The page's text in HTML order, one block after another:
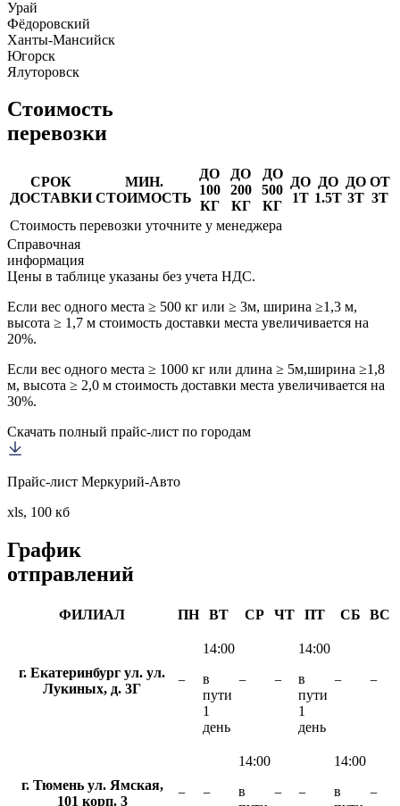
Урай
Фёдоровский
Ханты-Мансийск
Югорск
Ялуторовск
Стоимость
перевозки
СРОК
ДОСТАВКИ
МИН.
СТОИМОСТЬ
ДО
100
КГ
ДО
200
КГ
ДО
500
КГ
ДО
1Т
ДО
1.5Т
ДО
3Т
ОТ
3Т
Стоимость перевозки уточните у менеджера
Справочная
информация
Цены в таблице указаны без учета НДС.
Если вес одного места ≥ 500 кг или ≥ 3м, ширина ≥1,3 м,
высота ≥ 1,7 м стоимость доставки места увеличивается на
20%.
Если вес одного места ≥ 1000 кг или длина ≥ 5м,ширина ≥1,8
м, высота ≥ 2,0 м стоимость доставки места увеличивается на
30%.
Скачать полный прайс-лист по городам
Прайс-лист Меркурий-Авто
xls, 100 кб
График
отправлений
ФИЛИАЛ ПН ВТ СР ЧТ ПТ СБ ВС
г. Екатеринбург ул. ул.
Лукиных, д. 3Г
−
14:00
в
пути
1
день
− −
14:00
в
пути
1
день
− −
г. Тюмень ул. Ямская,
101 корп. 3
− −
14:00
в
− −
14:00
в
−